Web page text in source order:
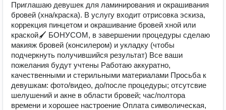
Приглашаю девушек для ламинирования и окрашивания
бровей (хна/краска). В услугу входит отрисовка эскиза,
коррекция пинцетом и окрашивание бровей хной или
краской🖌 БОНУСОМ, в завершении процедуры сделаю
макияж бровей (консилером) и укладку (чтобы
подчеркнуть получившийся результат) Все ваши
пожелания будут учтены ️Работаю аккуратно,
качественными и стерильными материалами Просьба к
девушкам: фото/видео, до/после процедуры; отсутсвие
шелушений и акне в области бровей; час/полтора
времени и хорошее настроение Оплата символическая,